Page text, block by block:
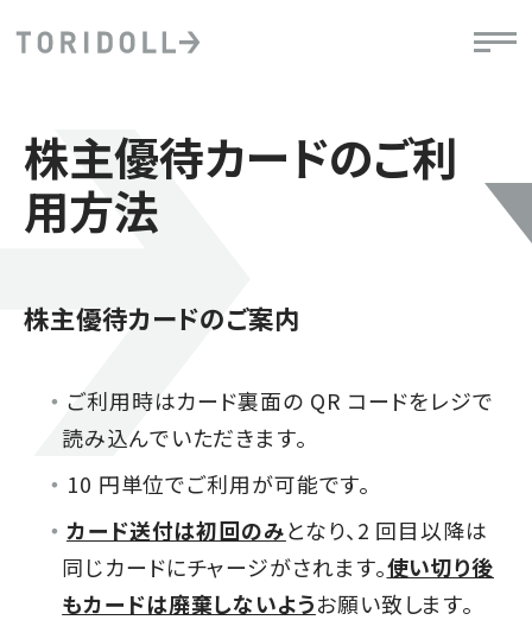
株主優待カードのご利
用方法
株主優待カードのご案内
ご利用時はカード裏面の QR コードをレジで
読み込んでいただきます。
10 円単位でご利用が可能です。
カード送付は初回のみとなり、2 回目以降は
同じカードにチャージがされます。使い切り後
もカードは廃棄しないようお願い致します。